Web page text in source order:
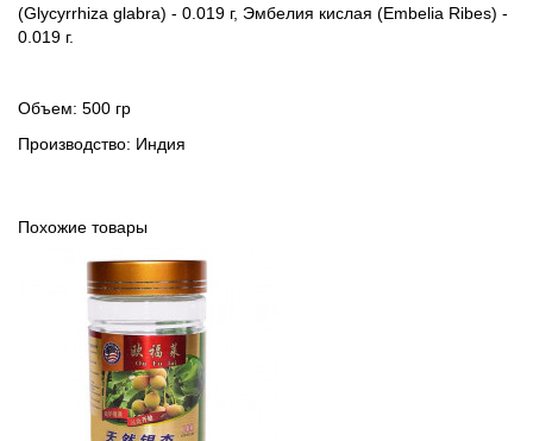
(Glycyrrhiza glabra) - 0.019 г, Эмбелия кислая (Embelia Ribes) -
0.019 г.
Объем: 500 гр
Производство: Индия
Похожие товары